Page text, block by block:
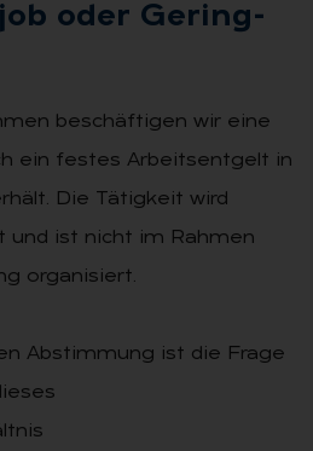
oder Ge­ring­
beschäftigen wir eine
ein festes Arbeitsentgelt in
Die Tätigkeit wird
und ist nicht im Rahmen
organisiert.
Abstimmung ist die Frage